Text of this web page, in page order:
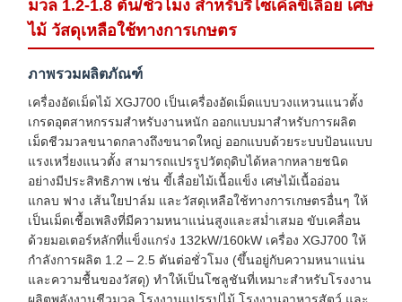
มวล 1.2-1.8 ตัน/ชั่วโมง สำหรับรีไซเคิลขี้เลื่อย เศษ
ไม้ วัสดุเหลือใช้ทางการเกษตร
ภาพรวมผลิตภัณฑ์
เครื่องอัดเม็ดไม้ XGJ700 เป็นเครื่องอัดเม็ดแบบวงแหวนแนวตั้ง
เกรดอุตสาหกรรมสำหรับงานหนัก ออกแบบมาสำหรับการผลิต
เม็ดชีวมวลขนาดกลางถึงขนาดใหญ่ ออกแบบด้วยระบบป้อนแบบ
แรงเหวี่ยงแนวตั้ง สามารถแปรรูปวัตถุดิบได้หลากหลายชนิด
อย่างมีประสิทธิภาพ เช่น ขี้เลื่อยไม้เนื้อแข็ง เศษไม้เนื้ออ่อน
แกลบ ฟาง เส้นใยปาล์ม และวัสดุเหลือใช้ทางการเกษตรอื่นๆ ให้
เป็นเม็ดเชื้อเพลิงที่มีความหนาแน่นสูงและสม่ำเสมอ ขับเคลื่อน
ด้วยมอเตอร์หลักที่แข็งแกร่ง 132kW/160kW เครื่อง XGJ700 ให้
กำลังการผลิต 1.2 – 2.5 ตันต่อชั่วโมง (ขึ้นอยู่กับความหนาแน่น
และความชื้นของวัสดุ) ทำให้เป็นโซลูชันที่เหมาะสำหรับโรงงาน